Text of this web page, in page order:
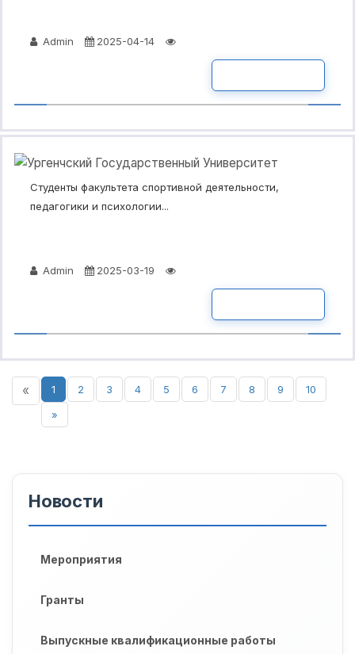
Admin 2025-04-14
Студенты факультета спортивной деятельности,
педагогики и психологии...
Admin 2025-03-19
« 1 2 3 4 5 6 7 8 9
10
»
Новости
Мероприятия
Гранты
Выпускные квалификационные работы